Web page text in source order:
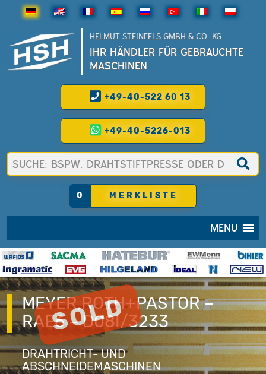
HELMUT STEINFELS GMBH & CO. KG
IHR HÄNDLER FÜR GEBRAUCHTE
MASCHINEN
+49-40-522 60 13
+49-40-5226-013
0 MERKLISTE
MENU
MEYER,ROTH+PASTOR –
RAE6 – D08I/3233
DRAHTRICHT- UND
ABSCHNEIDEMASCHINEN